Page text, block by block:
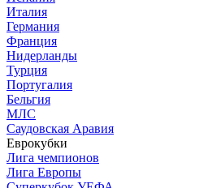
Италия
Германия
Франция
Нидерланды
Турция
Португалия
Бельгия
МЛС
Саудовская Аравия
Еврокубки
Лига чемпионов
Лига Европы